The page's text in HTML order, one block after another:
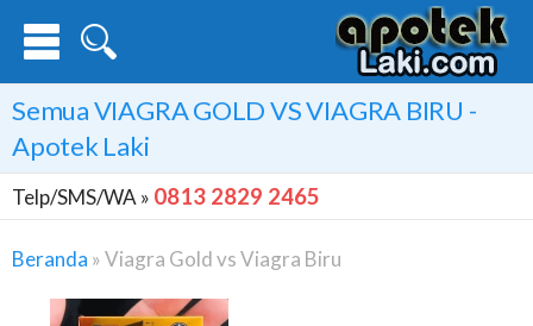
SemuaVIAGRA GOLD VS VIAGRA BIRU -
Apotek Laki
Telp/SMS/WA » 0813 2829 2465
Beranda »Viagra Gold vs Viagra Biru
Viagra